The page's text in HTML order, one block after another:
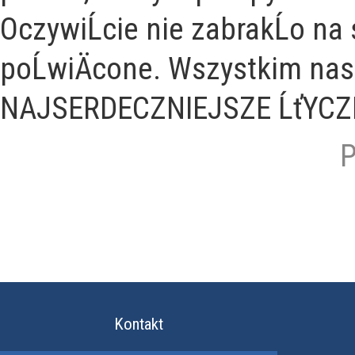
OczywiĹcie nie zabrakĹo
poĹwiÄcone. Wszystkim
NAJSERDECZNIEJSZE
Kontakt